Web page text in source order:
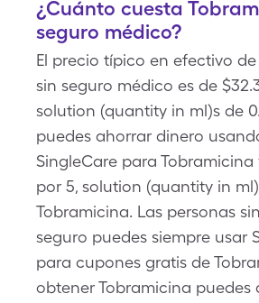
¿Cuánto cuesta
seguro médico?
El precio típico en efectivo
sin seguro médico es de
solution (quantity in ml)s de
puedes ahorrar dinero
SingleCare para Tobramicina
por 5, solution (quantity in
Tobramicina. Las personas
seguro puedes siempre usar
para cupones gratis de
obtener Tobramicina puedes